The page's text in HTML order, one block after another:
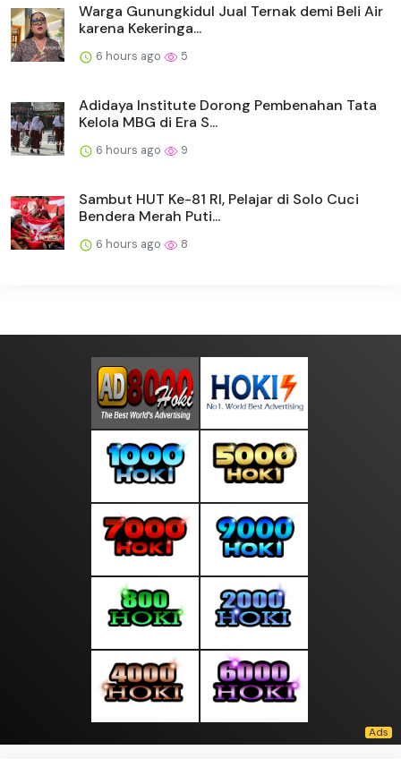
Warga Gunungkidul Jual Ternak demi Beli Air
karena Kekeringa...
6 hours ago 5
Adidaya Institute Dorong Pembenahan Tata
Kelola MBG di Era S...
6 hours ago 9
Sambut HUT Ke-81 RI, Pelajar di Solo Cuci
Bendera Merah Puti...
6 hours ago 8